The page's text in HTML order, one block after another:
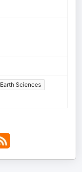
Earth Sciences